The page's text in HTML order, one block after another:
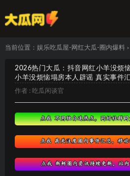
当前位置： 娱乐吃瓜屋-网红大瓜-圈内爆料 >
2026热门大瓜：抖音网红小羊没烦
小羊没烦恼塌房本人辟谣 真实事件
作者 : 吃瓜闲谈官